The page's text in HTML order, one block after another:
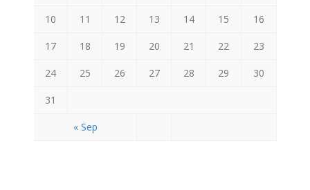
« Sep
10 11 12 13 14 15 16
17 18 19 20 21 22 23
24 25 26 27 28 29 30
31